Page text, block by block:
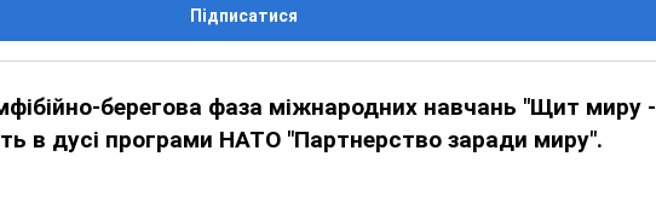
Підписатися
берегова фаза міжнародних навчань "Щит миру -
в дусі програми НАТО "Партнерство заради миру".